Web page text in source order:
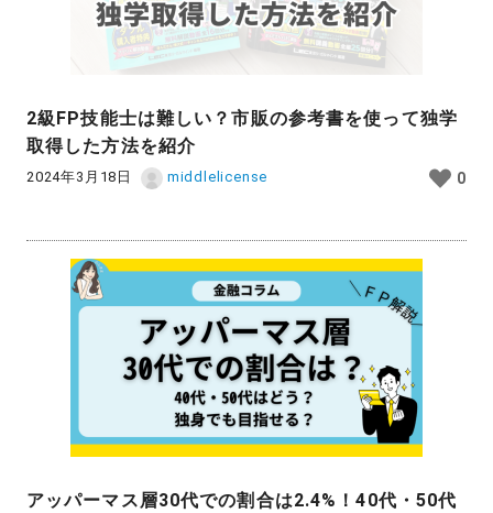
2級FP技能士は難しい？市販の参考書を使って独学
取得した方法を紹介
2024年3月18日 middlelicense 0
アッパーマス層30代での割合は2.4%！40代・50代